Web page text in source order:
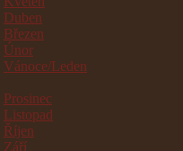
Duben
Březen
Únor
Vánoce/Leden
Prosinec
Listopad
Říjen
Září